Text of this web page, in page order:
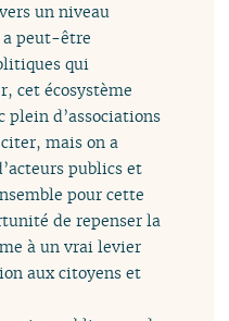
un niveau
a peut-être
qui
cet écosystème
plein d’associations
mais on a
publics et
pour cette
de repenser la
à un vrai levier
aux citoyens et